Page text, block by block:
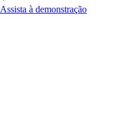
Assista à demonstração